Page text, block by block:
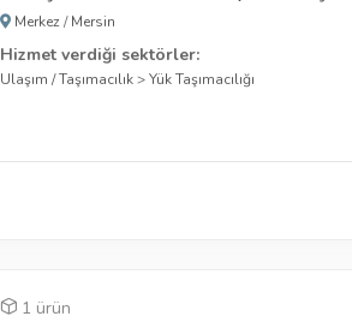
Merkez/Mersin
Hizmet verdiği sektörler:
Ulaşım / Taşımacılık>Yük Taşımacılığı
1 ürün